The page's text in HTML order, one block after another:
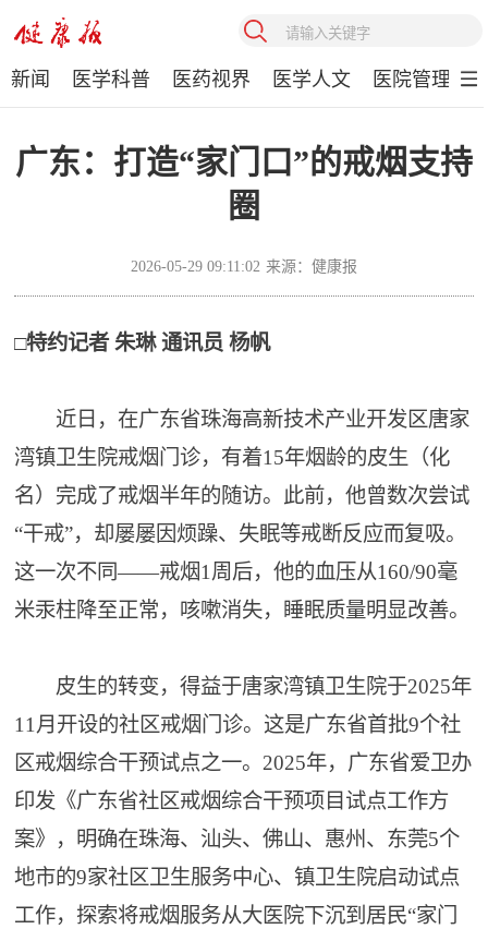
新闻 医学科普 医药视界 医学人文 医院管理
广东：打造“家门口”的戒烟支持
圈
2026-05-29 09:11:02 来源：健康报
□特约记者 朱琳 通讯员 杨帆
近日，在广东省珠海高新技术产业开发区唐家
湾镇卫生院戒烟门诊，有着15年烟龄的皮生（化
名）完成了戒烟半年的随访。此前，他曾数次尝试
“干戒”，却屡屡因烦躁、失眠等戒断反应而复吸。
这一次不同——戒烟1周后，他的血压从160/90毫
米汞柱降至正常，咳嗽消失，睡眠质量明显改善。
皮生的转变，得益于唐家湾镇卫生院于2025年
11月开设的社区戒烟门诊。这是广东省首批9个社
区戒烟综合干预试点之一。2025年，广东省爱卫办
印发《广东省社区戒烟综合干预项目试点工作方
案》，明确在珠海、汕头、佛山、惠州、东莞5个
地市的9家社区卫生服务中心、镇卫生院启动试点
工作，探索将戒烟服务从大医院下沉到居民“家门